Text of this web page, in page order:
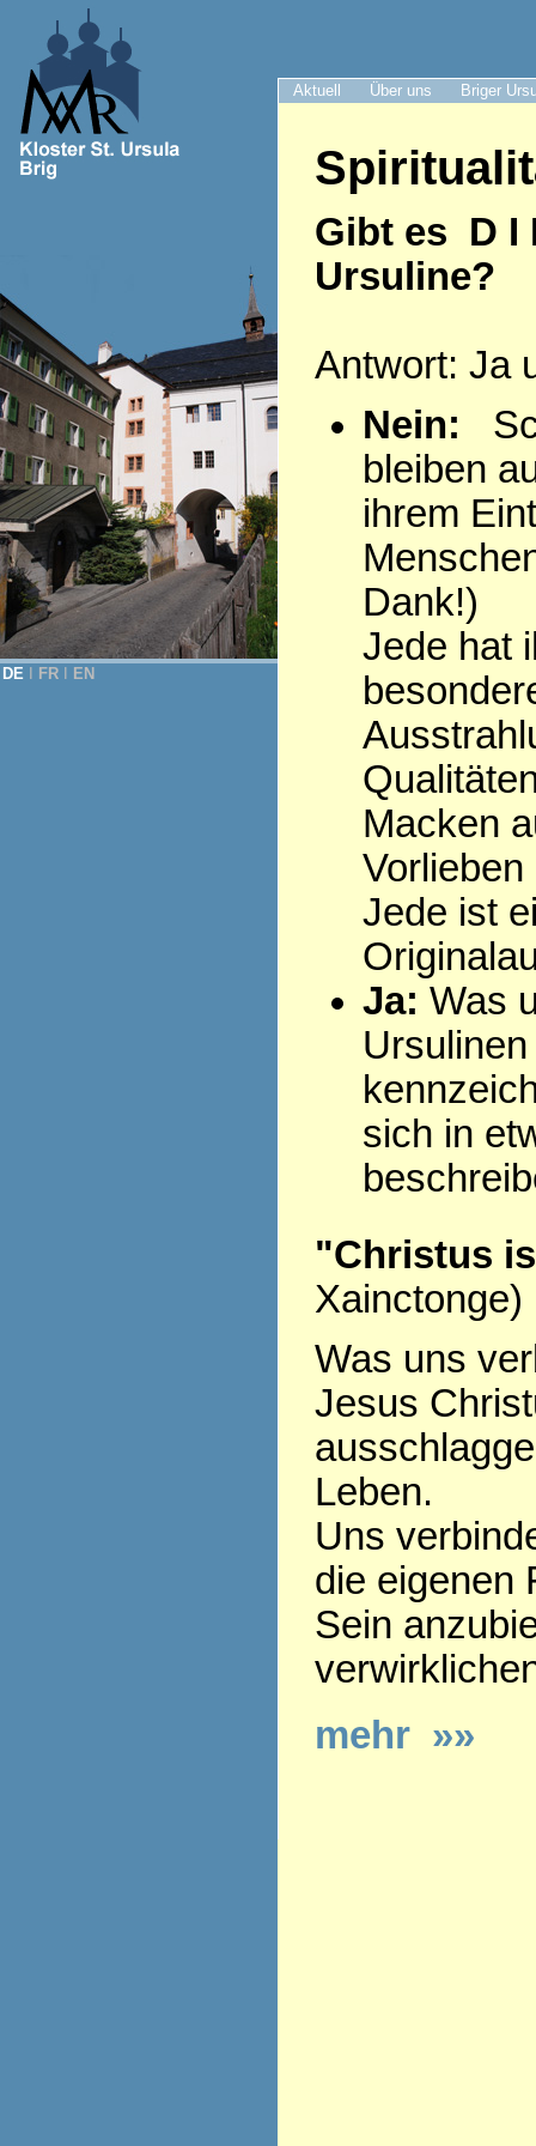
Aktuell Über uns Briger
DE FR EN
Gibt es D I
Ursuline?
Antwort: Ja
Nein:
bleiben
ihrem
Dank!)
Jede hat
Macken
Vorlieben
Jede ist
Ja: Was
Ursulinen
sich in
"Christus
Xainctonge)
Was uns
Jesus
Leben.
Uns
die eigenen
Sein
mehr »»